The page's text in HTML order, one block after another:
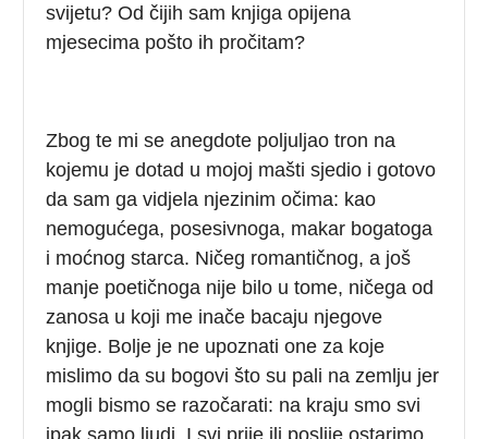
svijetu? Od čijih sam knjiga opijena
mjesecima pošto ih pročitam?
Zbog te mi se anegdote poljuljao tron na
kojemu je dotad u mojoj mašti sjedio i gotovo
da sam ga vidjela njezinim očima: kao
nemogućega, posesivnoga, makar bogatoga
i moćnog starca. Ničeg romantičnog, a još
manje poetičnoga nije bilo u tome, ničega od
zanosa u koji me inače bacaju njegove
knjige. Bolje je ne upoznati one za koje
mislimo da su bogovi što su pali na zemlju jer
mogli bismo se razočarati: na kraju smo svi
ipak samo ljudi. I svi prije ili poslije ostarimo.